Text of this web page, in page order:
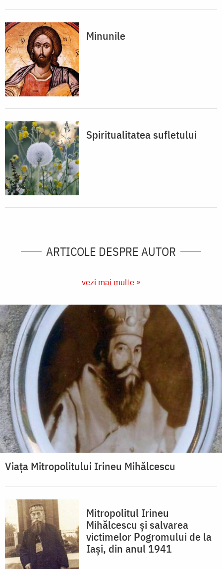
Minunile
Spiritualitatea sufletului
ARTICOLE DESPRE AUTOR
vezi mai multe »
Viața Mitropolitului Irineu Mihălcescu
Mitropolitul Irineu
Mihălcescu și salvarea
victimelor Pogromului de la
Iași, din anul 1941